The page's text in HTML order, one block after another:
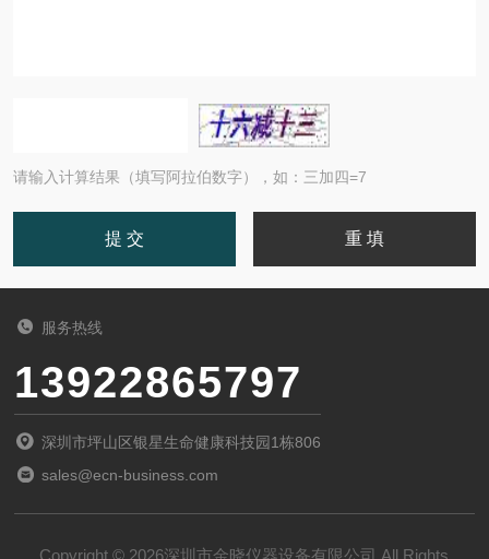
请输入计算结果（填写阿拉伯数字），如：三加四=7
服务热线
13922865797
深圳市坪山区银星生命健康科技园1栋806
sales@ecn-business.com
Copyright © 2026深圳市金晓仪器设备有限公司 All Rights